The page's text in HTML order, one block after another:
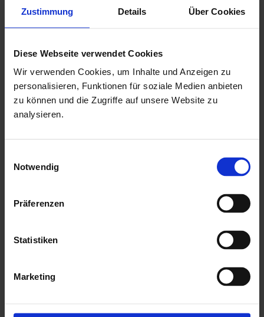
Zustimmung Details Über Cookies
Diese Webseite verwendet Cookies
Wir verwenden Cookies, um Inhalte und Anzeigen zu
personalisieren, Funktionen für soziale Medien anbieten
zu können und die Zugriffe auf unsere Website zu
analysieren.
Notwendig
Präferenzen
Statistiken
Marketing
0,966 mtr.
Fenster mit Dreh - Kipp - Beschlag
Drückergarnitur & Profilzylinderschloss für Doppeltür
mit aufgesetzten Sprossen in Türen & Fenster
19 mm Nut & Feder Holz für Dachbereich
mit einer ausführlichen, deutschen Montageanleitung
Mehr zu HGM Gartenhäuser